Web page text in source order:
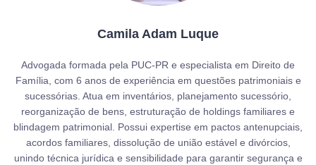
Camila Adam Luque
Advogada formada pela PUC-PR e especialista em Direito de
Família, com 6 anos de experiência em questões patrimoniais e
sucessórias. Atua em inventários, planejamento sucessório,
reorganização de bens, estruturação de holdings familiares e
blindagem patrimonial. Possui expertise em pactos antenupciais,
acordos familiares, dissolução de união estável e divórcios,
unindo técnica jurídica e sensibilidade para garantir segurança e